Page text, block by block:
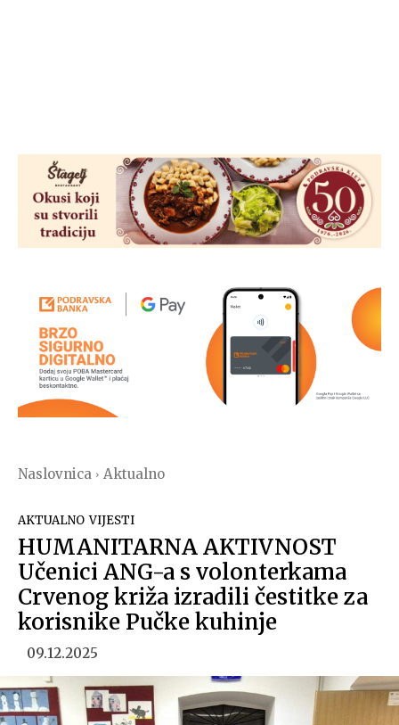
Naslovnica Aktualno
AKTUALNO VIJESTI
HUMANITARNA AKTIVNOST
Učenici ANG-a s volonterkama
Crvenog križa izradili čestitke za
korisnike Pučke kuhinje
09.12.2025